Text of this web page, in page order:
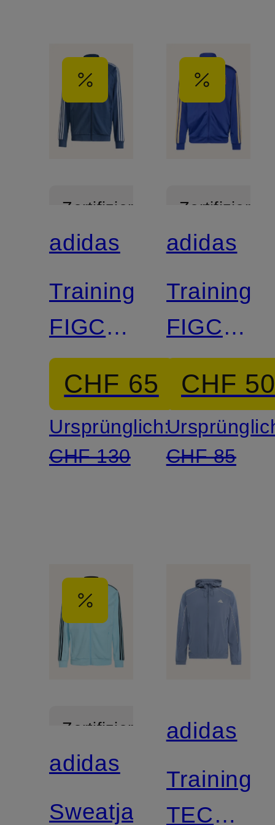
Zertifiziert
Mix &
Match
adidas
Trainingsjacke
FIGC
ITALIEN
CHF 65
Ursprünglich:
CHF 130
Zertifiziert
adidas
FIGC
ITALIEN
DNA
CHF
CHF 85
Zertifiziert
Mix &
adidas
Sweatjacke
adidas
TECH